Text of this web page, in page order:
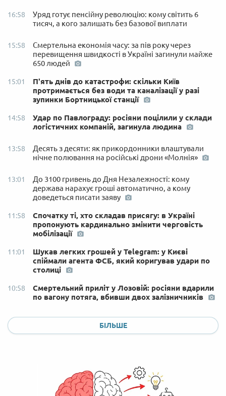
16:58
Уряд готує пенсійну революцію: кому світить 6
тисяч, а кого залишать без базової виплати
15:58
Смертельна економія часу: за пів року через
перевищення швидкості в Україні загинули майже
650 людей
15:01
П'ять днів до катастрофи: скільки Київ
протримається без води та каналізації у разі
зупинки Бортницької станції
14:58
Удар по Павлограду: росіяни поцілили у склади
логістичних компаній, загинула людина
13:58
Десять з десяти: як прикордонники влаштували
нічне полювання на російські дрони «Молнія»
13:01
До 3100 гривень до Дня Незалежності: кому
держава нарахує гроші автоматично, а кому
доведеться писати заяву
11:58
Спочатку ті, хто складав присягу: в Україні
пропонують кардинально змінити черговість
мобілізації
11:01
Шукав легких грошей у Telegram: у Києві
спіймали агента ФСБ, який коригував удари по
столиці
10:58
Смертельний приліт у Лозовій: росіяни вдарили
по вагону потяга, вбивши двох залізничників
БІЛЬШЕ